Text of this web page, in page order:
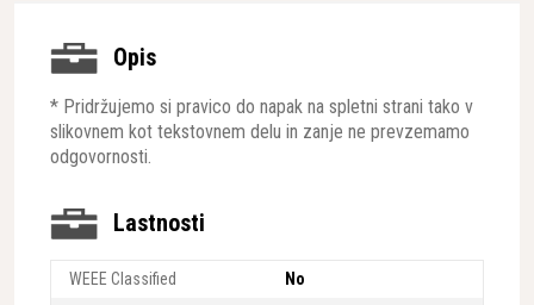
Opis
* Pridržujemo si pravico do napak na spletni strani tako v
slikovnem kot tekstovnem delu in zanje ne prevzemamo
odgovornosti.
Lastnosti
WEEE Classified
No